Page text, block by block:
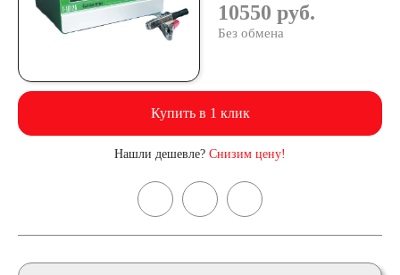
10550 руб.
Без обмена
Купить в 1 клик
Нашли дешевле? Снизим цену!